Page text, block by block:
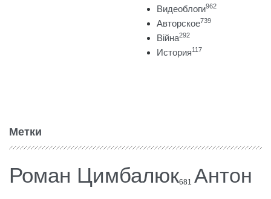
Видеоблоги962
Авторское739
Війна292
История117
Метки
Роман Цимбалюк681 Антон